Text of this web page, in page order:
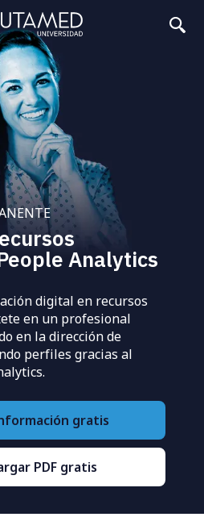
Analytics
digital en recursos
en un profesional
en la dirección de
perfiles gracias al
gratis
PDF gratis